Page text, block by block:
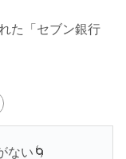
た「セブン銀行
ない🌀